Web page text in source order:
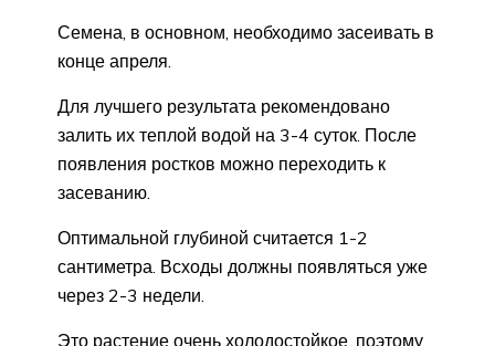
Семена, в основном, необходимо засеивать в
конце апреля.
Для лучшего результата рекомендовано
залить их теплой водой на 3-4 суток. После
появления ростков можно переходить к
засеванию.
Оптимальной глубиной считается 1-2
сантиметра. Всходы должны появляться уже
через 2-3 недели.
Это растение очень холодостойкое, поэтому